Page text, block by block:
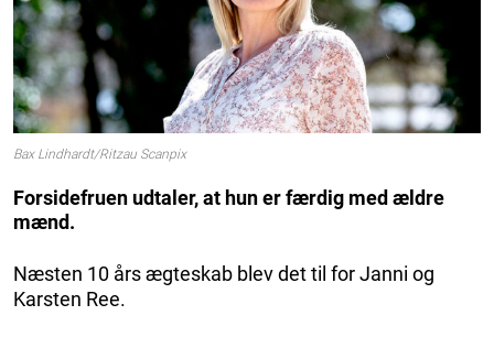
Bax Lindhardt/Ritzau Scanpix
Forsidefruen udtaler, at hun er færdig med ældre
mænd.
Næsten 10 års ægteskab blev det til for Janni og
Karsten Ree.